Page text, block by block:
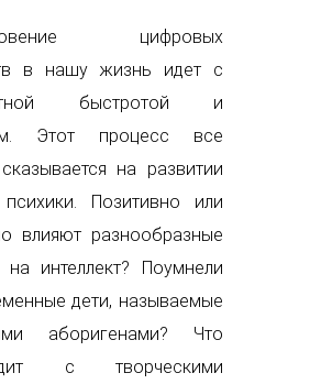
цифровых
в нашу жизнь идет с
быстротой и
Этот процесс все
на развитии
психики. Позитивно или
влияют разнообразные
интеллект? Поумнели
дети, называемые
аборигенами? Что
с творческими